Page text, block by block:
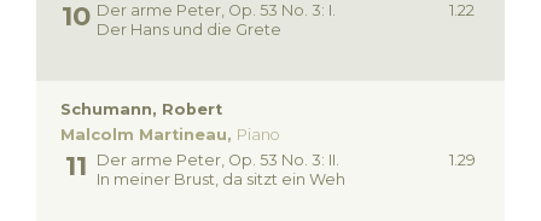
1.22
Der arme Peter, Op. 53 No. 3: I.
Der Hans und die Grete
Schumann, Robert
Malcolm Martineau, Piano
1.29
Der arme Peter, Op. 53 No. 3: II.
In meiner Brust, da sitzt ein Weh